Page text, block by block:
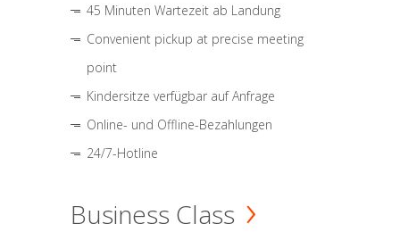
45 Minuten Wartezeit ab Landung
Convenient pickup at precise meeting
point
Kindersitze verfügbar auf Anfrage
Online- und Offline-Bezahlungen
24/7-Hotline
Business Class